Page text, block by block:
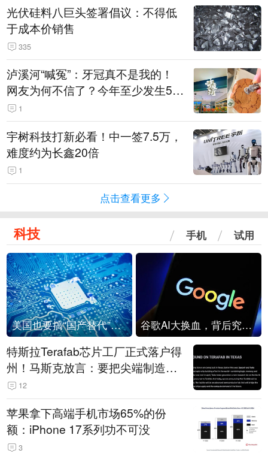
光伏硅料八巨头签署倡议：不得低
于成本价销售
335
泸溪河“喊冤”：牙冠真不是我的！
网友为何不信了？今年至少发生5
起“食品冤案”
1
宇树科技打新必看！中一签7.5万，
难度约为长鑫20倍
1
点击查看更多
科技 手机 试用
美国也要搞“国产替代”？先算清三笔账 谷歌AI大换血，背后究竟发生了什么？
特斯拉Terafab芯片工厂正式落户得
州！马斯克放言：要把尖端制造带
回美国
12
苹果拿下高端手机市场65%的份
额：iPhone 17系列功不可没
3